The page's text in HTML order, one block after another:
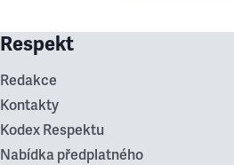
Respekt
Redakce
Kontakty
Kodex Respektu
Nabídka předplatného